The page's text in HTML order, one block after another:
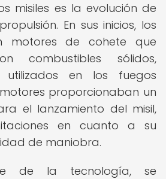
misiles es la evolución de
En sus inicios, los
motores de cohete que
combustibles sólidos,
en los fuegos
proporcionaban un
el lanzamiento del misil,
en cuanto a su
de maniobra.
de la tecnología, se